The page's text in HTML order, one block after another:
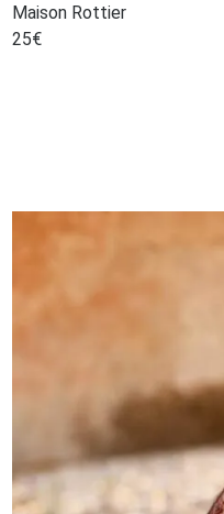
Maison Rottier
25€